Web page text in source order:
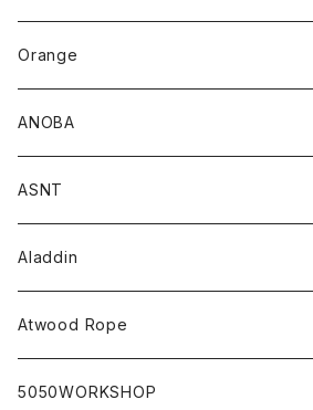
Orange
ANOBA
ASNT
Aladdin
Atwood Rope
5050WORKSHOP